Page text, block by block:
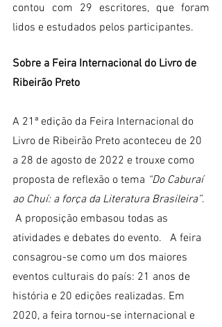
contou com 29 escritores, que foram
lidos e estudados pelos participantes.
Sobre a Feira Internacional do Livro de
Ribeirão Preto
A 21ª edição da Feira Internacional do
Livro de Ribeirão Preto aconteceu de 20
a 28 de agosto de 2022 e trouxe como
proposta de reflexão o tema “Do Caburaí
ao Chuí: a força da Literatura Brasileira”.
A proposição embasou todas as
atividades e debates do evento.   A feira
consagrou-se como um dos maiores
eventos culturais do país: 21 anos de
história e 20 edições realizadas. Em
2020, a feira tornou-se internacional e